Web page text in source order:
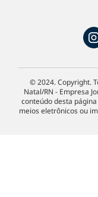
© 2024. Copyright.
Natal/RN - Empresa
conteúdo desta
meios eletrônicos ou